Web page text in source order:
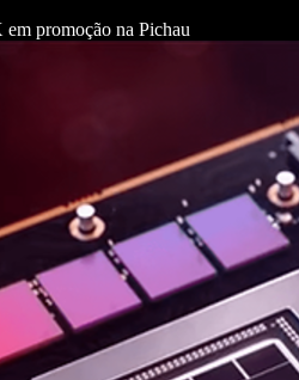
promoção na Pichau